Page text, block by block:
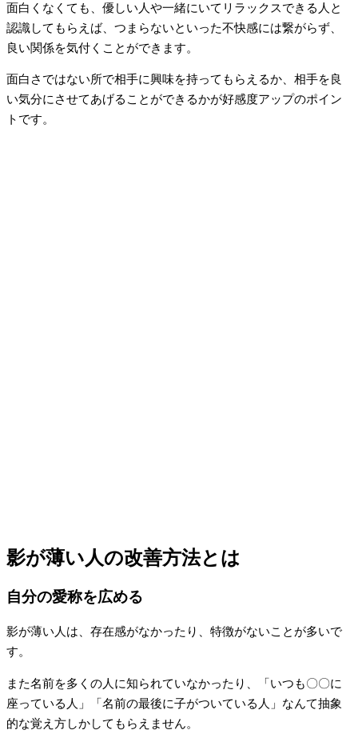
面白くなくても、優しい人や一緒にいてリラックスできる人と
認識してもらえば、つまらないといった不快感には繋がらず、
良い関係を気付くことができます。
面白さではない所で相手に興味を持ってもらえるか、相手を良
い気分にさせてあげることができるかが好感度アップのポイン
トです。
影が薄い人の改善方法とは
自分の愛称を広める
影が薄い人は、存在感がなかったり、特徴がないことが多いで
す。
また名前を多くの人に知られていなかったり、「いつも〇〇に
座っている人」「名前の最後に子がついている人」なんて抽象
的な覚え方しかしてもらえません。